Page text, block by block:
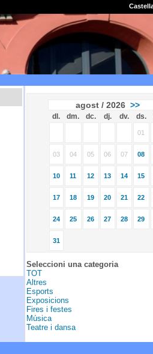
agost / 2026>>
dl. dm. dc. dj. dv. ds.
01
03 04 05 06 07 08
10 11 12 13 14 15
17 18 19 20 21 22
24 25 26 27 28 29
31
Seleccioni una categoria
TOT
Altres
Esports
Exposicions
Fires i festes
Música
Teatre i dansa